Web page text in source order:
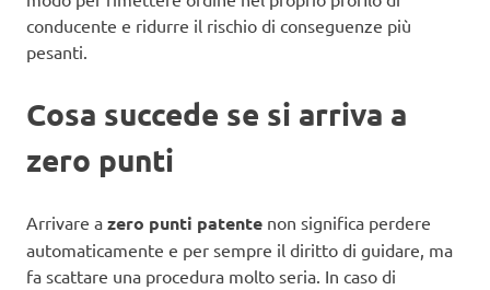
conducente e ridurre il rischio di conseguenze più
pesanti.
Cosa succede se si arriva a
zero punti
Arrivare a zero punti patente non significa perdere
automaticamente e per sempre il diritto di guidare, ma
fa scattare una procedura molto seria. In caso di